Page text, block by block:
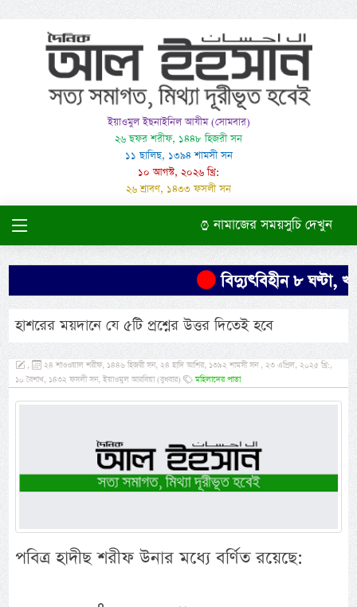
ইয়াওমুল ইছনাইনিল আযীম (সোমবার)
২৬ ছফর শরীফ, ১৪৪৮ হিজরী সন
১১ ছালিছ, ১৩৯৪ শামসী সন
১০ আগস্ট, ২০২৬ খ্রি:
২৬ শ্রাবণ, ১৪৩৩ ফসলী সন
নামাজের সময়সুচি দেখুন
বিদ্যুৎবিহীন ৮ ঘণ্টা,
হাশরের ময়দানে যে ৫টি প্রশ্নের উত্তর দিতেই হবে
,
২৪ শাওওয়াল শরীফ, ১৪৪৬ হিজরী সন, ২৪ হাদি আশির, ১৩৯২ শামসী সন , ২৩ এপ্রিল, ২০২৫ খ্রি:,
১০ বৈশাখ, ১৪৩২ ফসলী সন, ইয়াওমুল আরবিয়া (বুধবার)
মহিলাদের পাতা
পবিত্র হাদীছ শরীফ উনার মধ্যে বর্ণিত রয়েছে: